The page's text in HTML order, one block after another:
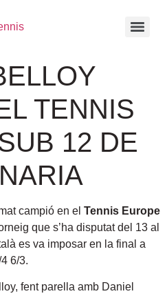
TENNIS
12 DE
campió en el Tennis Europe
que s’ha disputat del 13 al
es va imposar en la final a
6/3.
fent parella amb Daniel